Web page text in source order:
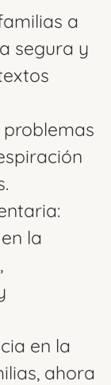
a
segura y
la
en la
ahora